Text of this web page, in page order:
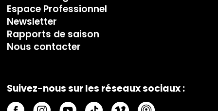
Espace Professionnel
Newsletter
Rapports de saison
Nous contacter
Suivez-nous sur les réseaux sociaux :